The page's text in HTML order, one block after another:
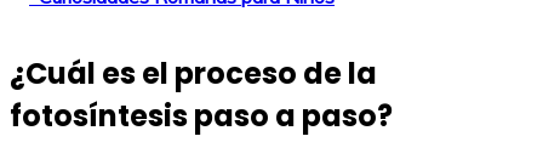
¿Cuál es el proceso de la
fotosíntesis paso a paso?